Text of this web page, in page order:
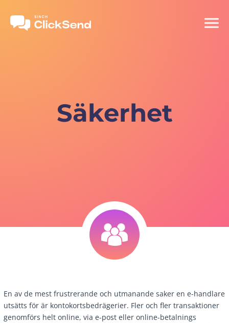
Säkerhet
En av de mest frustrerande och utmanande saker en e-handlare
utsätts för är kontokortsbedrägerier. Fler och fler transaktioner
genomförs helt online, via e-post eller online-betalnings